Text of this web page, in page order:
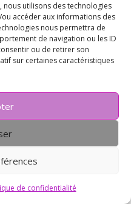
utilisons des technologies
accéder aux informations des
nous permettra de
de navigation ou les ID
ou de retirer son
sur certaines caractéristiques
de confidentialité